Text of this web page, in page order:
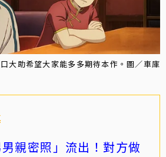
大助希望大家能多多期待本作。圖／車庫
親密照」流出！對方做